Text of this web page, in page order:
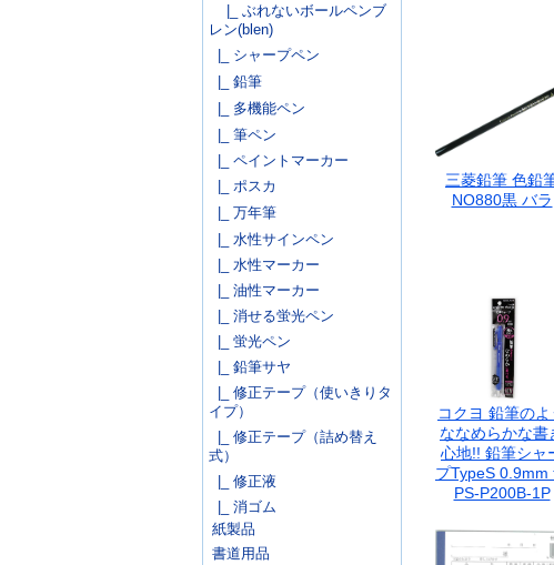
|_ ぶれないボールペンブ
レン(blen)
|_ シャープペン
|_ 鉛筆
|_ 多機能ペン
|_ 筆ペン
|_ ペイントマーカー
|_ ポスカ
|_ 万年筆
|_ 水性サインペン
|_ 水性マーカー
|_ 油性マーカー
|_ 消せる蛍光ペン
|_ 蛍光ペン
|_ 鉛筆サヤ
|_ 修正テープ（使いきりタ
イプ）
|_ 修正テープ（詰め替え
式）
|_ 修正液
|_ 消ゴム
紙製品
書道用品
三菱鉛筆 色鉛
NO880黒 バラ
コクヨ 鉛筆のよ
ななめらかな書
心地!! 鉛筆シャ
プTypeS 0.9mm
PS-P200B-1P